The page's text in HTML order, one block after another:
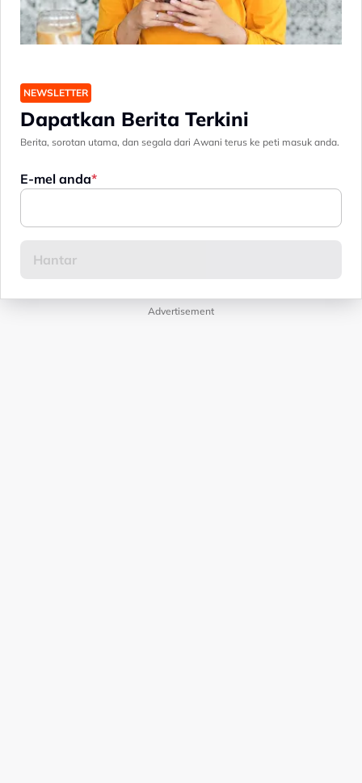
NEWSLETTER
Dapatkan Berita Terkini
Berita, sorotan utama, dan segala dari Awani terus ke peti masuk anda.
E-mel anda
Advertisement